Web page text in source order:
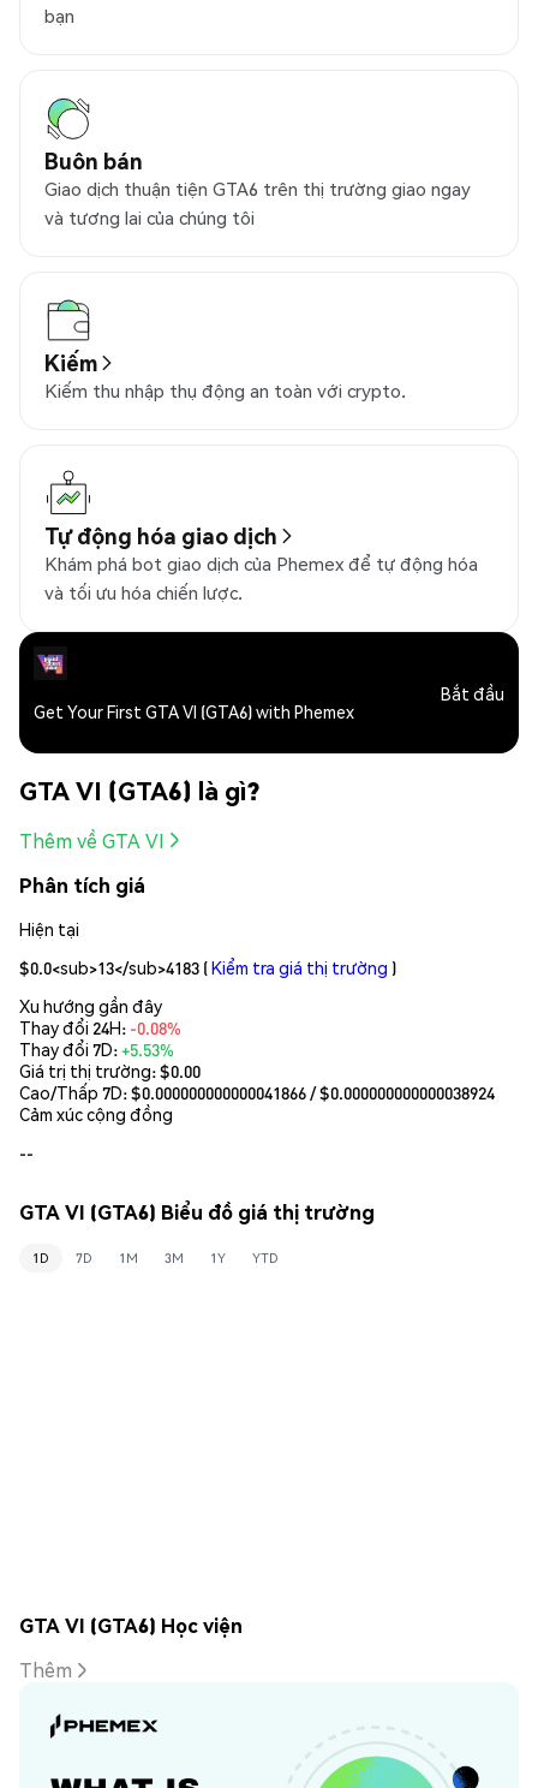
bạn
Buôn bán
Giao dịch thuận tiện GTA6 trên thị trường giao ngay
và tương lai của chúng tôi
Kiếm
Kiếm thu nhập thụ động an toàn với crypto.
Tự động hóa giao dịch
Khám phá bot giao dịch của Phemex để tự động hóa
và tối ưu hóa chiến lược.
Get Your First GTA VI (GTA6) with Phemex
Bắt đầu
GTA VI (GTA6) là gì?
Thêm về GTA VI
Phân tích giá
Hiện tại
$0.0<sub>13</sub>4183 (Kiểm tra giá thị trường )
Xu hướng gần đây
Thay đổi 24H: -0.08%
Thay đổi 7D:+5.53%
Giá trị thị trường:$0.00
Cao/Thấp 7D: $0.000000000000041866 / $0.000000000000038924
Cảm xúc cộng đồng
--
GTA VI (GTA6) Biểu đồ giá thị trường
1D 7D 1M 3M 1Y YTD
GTA VI (GTA6) Học viện
Thêm